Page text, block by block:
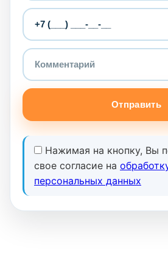
Отправить
Нажимая на кнопку, Вы
свое согласие на
персональных данных